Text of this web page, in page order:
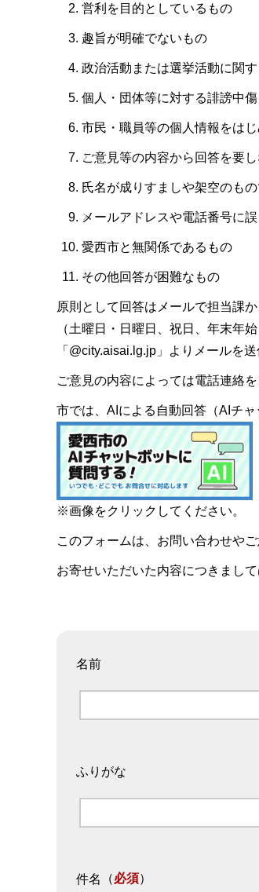
営利を目的としているもの
趣旨が明確でないもの
政治活動または選挙活動に関
個人・団体等に対する誹謗中
市民・職員等の個人情報をは
ご意見等の内容から回答を要
氏名が成りすましや架空のも
メールアドレスや電話番号に
愛西市と無関係であるもの
その他回答が困難なもの
原則として回答はメールで担当課
（土曜日・日曜日、祝日、年末年
「@city.aisai.lg.jp」よりメールを
ご意見の内容によっては電話連絡
市では、AIによる自動回答（AIチ
※画像をクリックしてください。
このフォームは、お問い合わせや
お寄せいただいた内容につきまし
名前
ふりがな
件名 （必須）